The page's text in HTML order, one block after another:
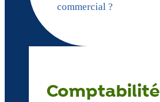
commercial ?
Comptabilité